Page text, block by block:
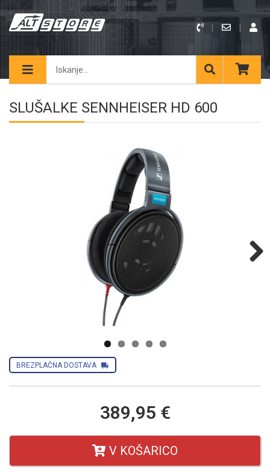
SLUŠALKE SENNHEISER HD 600
BREZPLAČNA DOSTAVA
389,95 €
V KOŠARICO